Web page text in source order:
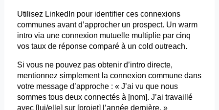
Utilisez LinkedIn pour identifier ces connexions
communes avant d’approcher un prospect. Un warm
intro via une connexion mutuelle multiplie par cinq
vos taux de réponse comparé à un cold outreach.
Si vous ne pouvez pas obtenir d’intro directe,
mentionnez simplement la connexion commune dans
votre message d’approche : « J’ai vu que nous
sommes tous deux connectés à [nom]. J’ai travaillé
avec [lui/elle] sur [projet] l’année dernière. »